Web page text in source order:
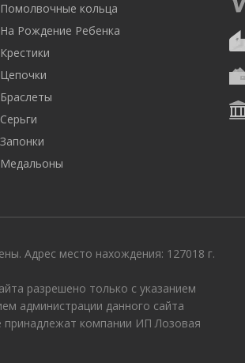
Помолвочные кольца
На Рождение Ребенка
Крестики
Цепочки
Браслеты
Серьги
Запонки
Медальоны
Адрес место нахождения: 127018 г.
разрешено только с указанием
администрации данного сайта
принадлежат компании ИП Лозовая